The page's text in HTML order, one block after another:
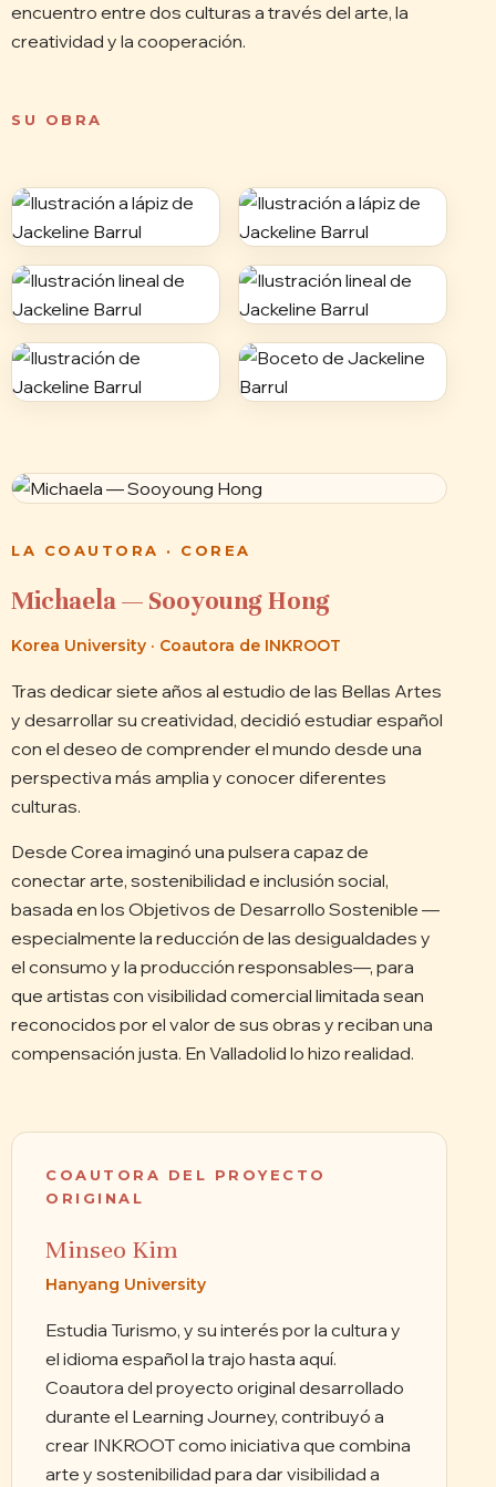
encuentro entre dos culturas a través del arte, la
creatividad y la cooperación.
SU OBRA
LA COAUTORA · COREA
Michaela — Sooyoung Hong
Korea University · Coautora de INKROOT
Tras dedicar siete años al estudio de las Bellas Artes
y desarrollar su creatividad, decidió estudiar español
con el deseo de comprender el mundo desde una
perspectiva más amplia y conocer diferentes
culturas.
Desde Corea imaginó una pulsera capaz de
conectar arte, sostenibilidad e inclusión social,
basada en los Objetivos de Desarrollo Sostenible —
especialmente la reducción de las desigualdades y
el consumo y la producción responsables—, para
que artistas con visibilidad comercial limitada sean
reconocidos por el valor de sus obras y reciban una
compensación justa. En Valladolid lo hizo realidad.
COAUTORA DEL PROYECTO
ORIGINAL
Minseo Kim
Hanyang University
Estudia Turismo, y su interés por la cultura y
el idioma español la trajo hasta aquí.
Coautora del proyecto original desarrollado
durante el Learning Journey, contribuyó a
crear INKROOT como iniciativa que combina
arte y sostenibilidad para dar visibilidad a